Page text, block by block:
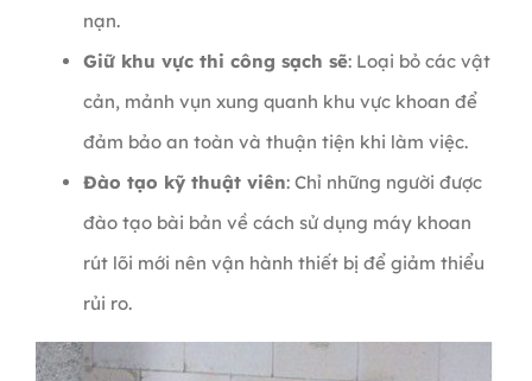
nạn.
Giữ khu vực thi công sạch sẽ: Loại bỏ các vật
cản, mảnh vụn xung quanh khu vực khoan để
đảm bảo an toàn và thuận tiện khi làm việc.
Đào tạo kỹ thuật viên: Chỉ những người được
đào tạo bài bản về cách sử dụng máy khoan
rút lõi mới nên vận hành thiết bị để giảm thiểu
rủi ro.